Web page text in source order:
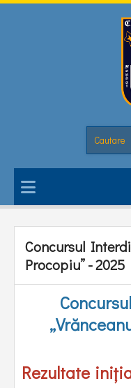
Concursul
Procopiu” - 2025
Rezultate